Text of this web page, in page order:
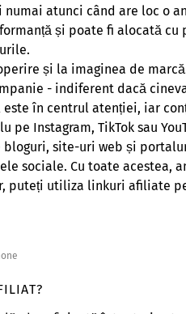
atunci când are loc o
și poate fi alocată cu
și la imaginea de
- indiferent dacă
în centrul atenției, iar
Instagram, TikTok sau
site-uri web și
sociale. Cu toate acestea,
puteți utiliza linkuri afiliate